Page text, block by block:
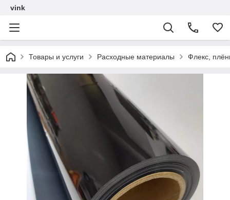
vink
Товары и услуги Расходные материалы Флекс,